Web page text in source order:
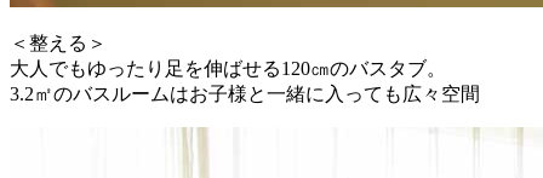
＜整える＞
大人でもゆったり足を伸ばせる120㎝のバスタブ。
3.2㎡のバスルームはお子様と一緒に入っても広々空間